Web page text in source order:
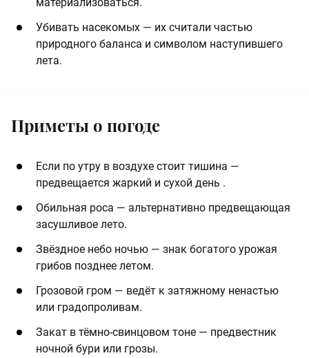
Убивать насекомых — их считали частью
природного баланса и символом наступившего
лета.
Приметы о погоде
Если по утру в воздухе стоит тишина —
предвещается жаркий и сухой день .
Обильная роса — альтернативно предвещающая
засушливое лето.
Звёздное небо ночью — знак богатого урожая
грибов позднее летом.
Грозовой гром — ведёт к затяжному ненастью
или градопроливам.
Закат в тёмно-свинцовом тоне — предвестник
ночной бури или грозы.